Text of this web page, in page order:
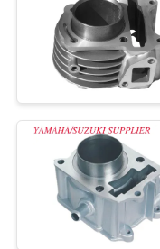
SOBRE
NOSOTROS
VIAJE
FÁBRICA